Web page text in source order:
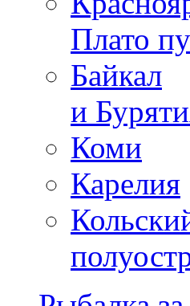
Плато
Байкал
и
Коми
Карелия